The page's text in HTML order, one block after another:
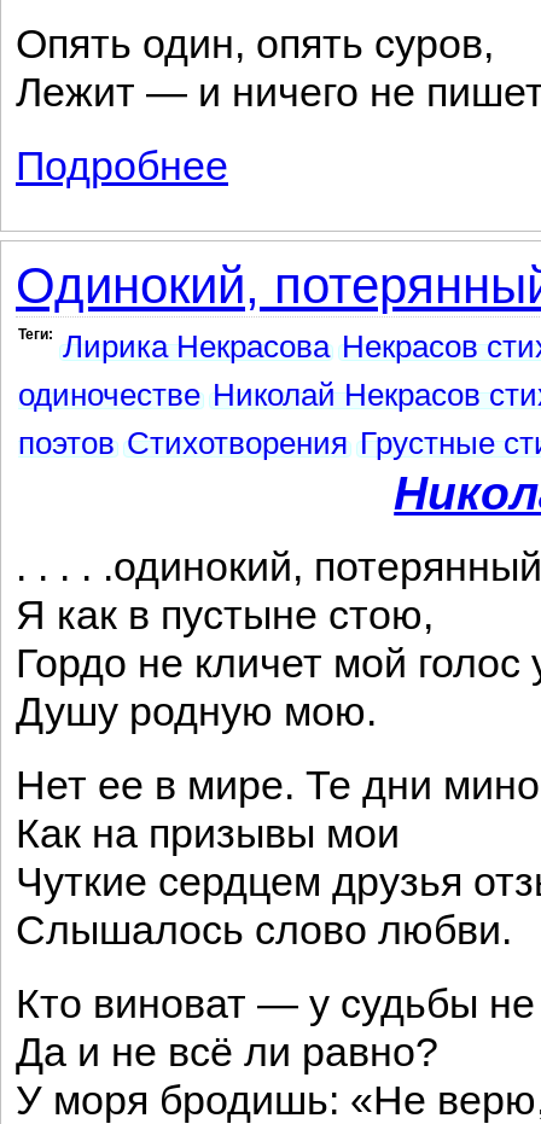
Опять один, опять суров,
Лежит — и ничего не
Подробнее
Одинокий,
Теги: Лирика Некрасова Некрасов
одиночестве Николай Некрасов
поэтов Стихотворения Грустные
. . . . .одинокий,
Я как в пустыне стою,
Гордо не кличет мой
Душу родную мою.
Нет ее в мире. Те дни
Как на призывы мои
Чуткие сердцем друзья
Слышалось слово любви.
Кто виноват — у судьбы
Да и не всё ли равно?
У моря бродишь: «Не